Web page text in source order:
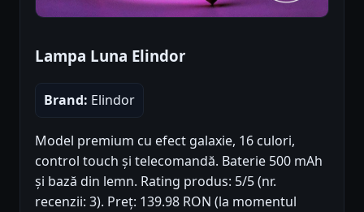
Lampa Luna Elindor
Brand: Elindor
Model premium cu efect galaxie, 16 culori,
control touch și telecomandă. Baterie 500 mAh
și bază din lemn. Rating produs: 5/5 (nr.
recenzii: 3). Preț: 139.98 RON (la momentul